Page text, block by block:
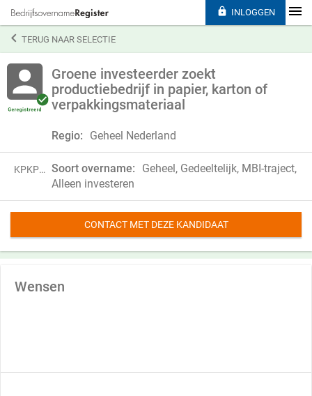
TERUG NAAR SELECTIE
Groene investeerder zoekt
productiebedrijf in papier, karton of
verpakkingsmateriaal
Regio: Geheel Nederland
KPKP21HPB90L Soort overname:
Geheel, Gedeeltelijk, MBI-traject,
Alleen investeren
CONTACT MET DEZE KANDIDAAT
Wensen
 INLOGGEN